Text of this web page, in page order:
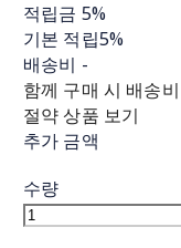
적립금 5%
기본 적립5%
배송비 -
함께 구매 시 배송비
절약 상품 보기
추가 금액
수량